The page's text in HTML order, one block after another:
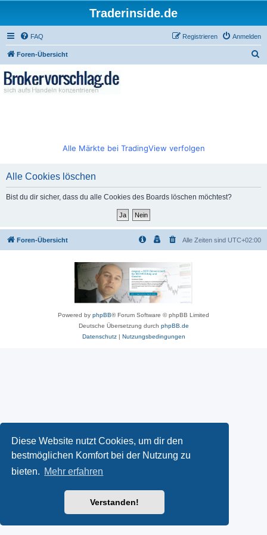
Diese Website nutzt Cookies, um dir den
bestmöglichen Komfort bei der Nutzung zu
bieten. Mehr erfahren
Verstanden!
Traderinside.de
FAQ Anmelden
Registrieren
Foren-Übersicht
Alle Märkte bei TradingView verfolgen
Alle Cookies löschen
Bist du dir sicher, dass du alle Cookies des Boards löschen möchtest?
Foren-Übersicht Alle Zeiten sind UTC+02:00
Powered by phpBB® Forum Software © phpBB Limited
Deutsche Übersetzung durch phpBB.de
Datenschutz| Nutzungsbedingungen